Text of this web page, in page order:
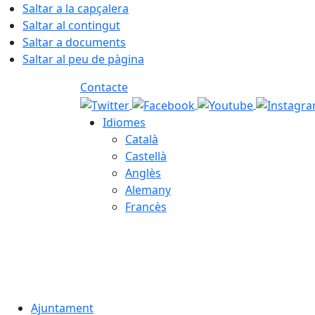
Saltar a la capçalera
Saltar al contingut
Saltar a documents
Saltar al peu de pàgina
Contacte
Idiomes
Català
Castellà
Anglès
Alemany
Francès
Ajuntament